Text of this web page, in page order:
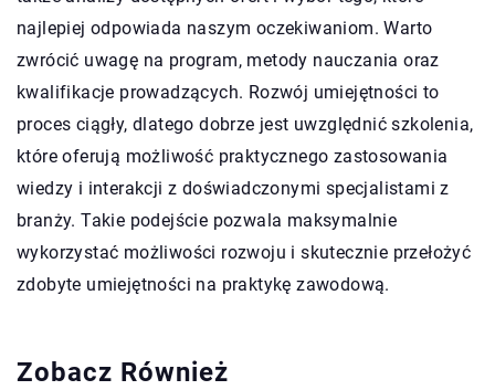
najlepiej odpowiada naszym oczekiwaniom. Warto
zwrócić uwagę na program, metody nauczania oraz
kwalifikacje prowadzących. Rozwój umiejętności to
proces ciągły, dlatego dobrze jest uwzględnić szkolenia,
które oferują możliwość praktycznego zastosowania
wiedzy i interakcji z doświadczonymi specjalistami z
branży. Takie podejście pozwala maksymalnie
wykorzystać możliwości rozwoju i skutecznie przełożyć
zdobyte umiejętności na praktykę zawodową.
Zobacz Również